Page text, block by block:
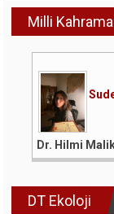
Milli
Dr. Hilmi
DT Ekoloji